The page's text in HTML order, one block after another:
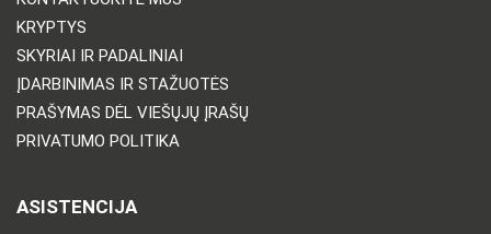
KRYPTYS
SKYRIAI IR PADALINIAI
ĮDARBINIMAS IR STAŽUOTĖS
PRAŠYMAS DĖL VIEŠŲJŲ ĮRAŠŲ
PRIVATUMO POLITIKA
ASISTENCIJA